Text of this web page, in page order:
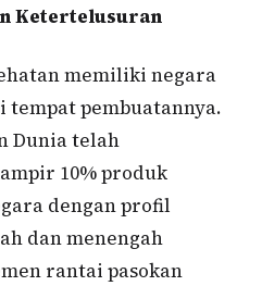
Ketertelusuran
memiliki negara
tempat pembuatannya.
Dunia telah
10% produk
dengan profil
dan menengah
rantai pasokan